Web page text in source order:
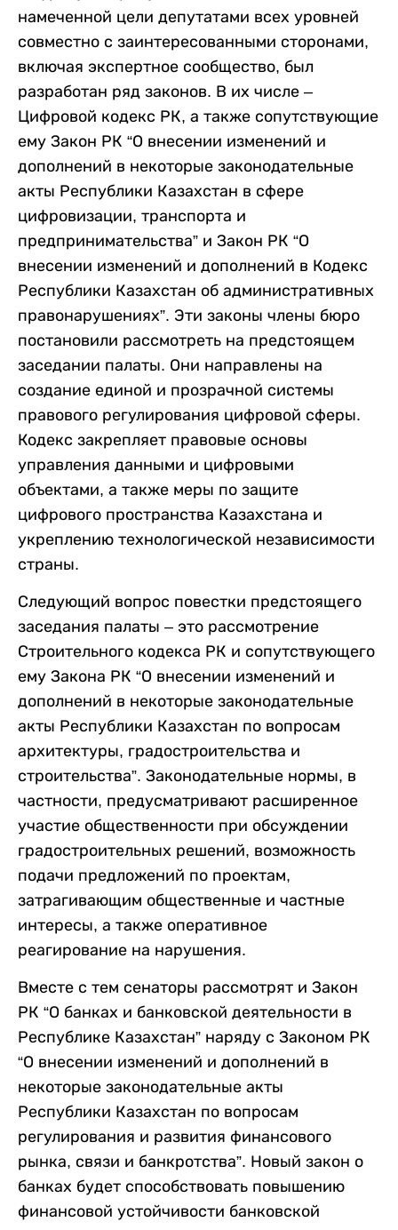
намеченной цели депутатами всех уровней
совместно с заинтересованными сторонами,
включая экспертное сообщество, был
разработан ряд законов. В их числе –
Цифровой кодекс РК, а также сопутствующие
ему Закон РК “О внесении изменений и
дополнений в некоторые законодательные
акты Республики Казахстан в сфере
цифровизации, транспорта и
предпринимательства” и Закон РК “О
внесении изменений и дополнений в Кодекс
Республики Казахстан об административных
правонарушениях”. Эти законы члены бюро
постановили рассмотреть на предстоящем
заседании палаты. Они направлены на
создание единой и прозрачной системы
правового регулирования цифровой сферы.
Кодекс закрепляет правовые основы
управления данными и цифровыми
объектами, а также меры по защите
цифрового пространства Казахстана и
укреплению технологической независимости
страны.
Следующий вопрос повестки предстоящего
заседания палаты – это рассмотрение
Строительного кодекса РК и сопутствующего
ему Закона РК “О внесении изменений и
дополнений в некоторые законодательные
акты Республики Казахстан по вопросам
архитектуры, градостроительства и
строительства”. Законодательные нормы, в
частности, предусматривают расширенное
участие общественности при обсуждении
градостроительных решений, возможность
подачи предложений по проектам,
затрагивающим общественные и частные
интересы, а также оперативное
реагирование на нарушения.
Вместе с тем сенаторы рассмотрят и Закон
РК “О банках и банковской деятельности в
Республике Казахстан” наряду с Законом РК
“О внесении изменений и дополнений в
некоторые законодательные акты
Республики Казахстан по вопросам
регулирования и развития финансового
рынка, связи и банкротства”. Новый закон о
банках будет способствовать повышению
финансовой устойчивости банковской